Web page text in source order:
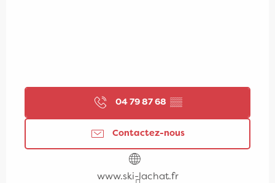
04 79 87 68 ▒▒
Contactez-nous
www.ski-lachat.fr